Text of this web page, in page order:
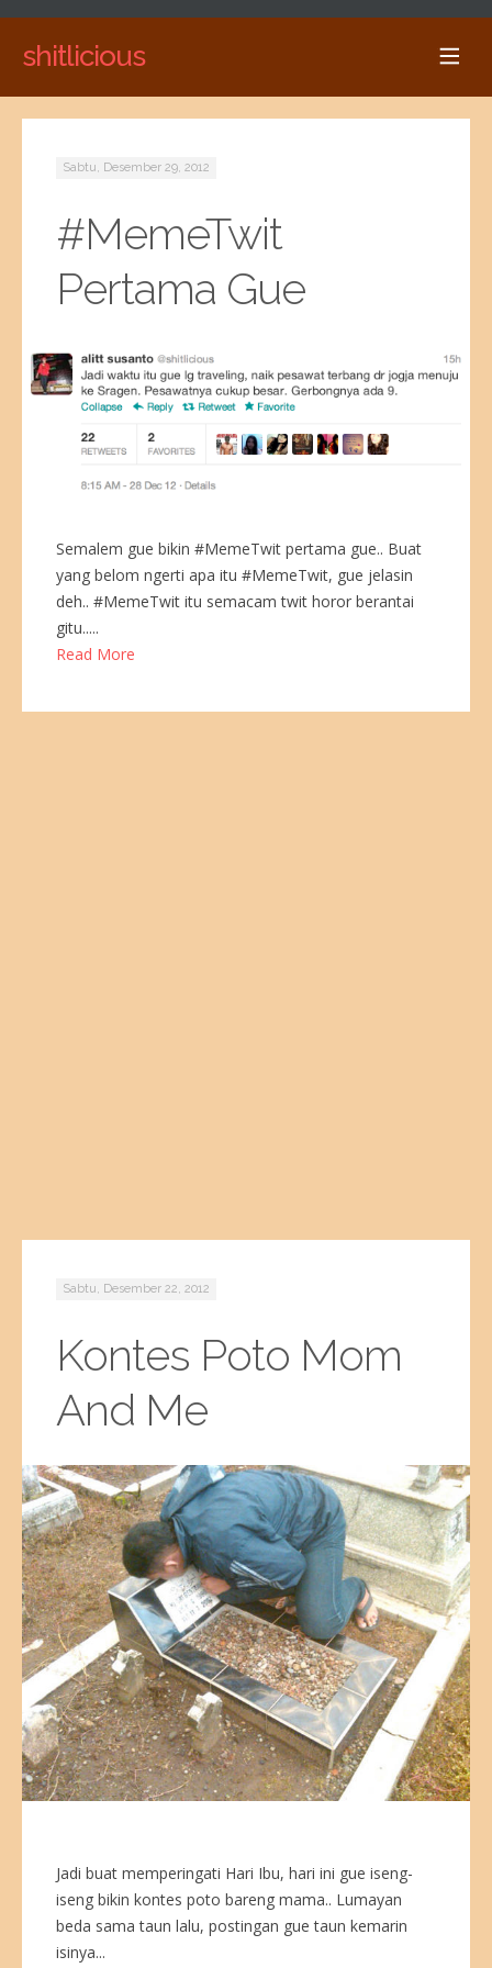
shitlicious
Sabtu, Desember 29, 2012
#MemeTwit
Pertama Gue
Semalem gue bikin #MemeTwit pertama gue.. Buat
yang belom ngerti apa itu #MemeTwit, gue jelasin
deh.. #MemeTwit itu semacam twit horor berantai
gitu.....
Read More
Sabtu, Desember 22, 2012
Kontes Poto Mom
And Me
Jadi buat memperingati Hari Ibu, hari ini gue iseng-
iseng bikin kontes poto bareng mama.. Lumayan
beda sama taun lalu, postingan gue taun kemarin
isinya...